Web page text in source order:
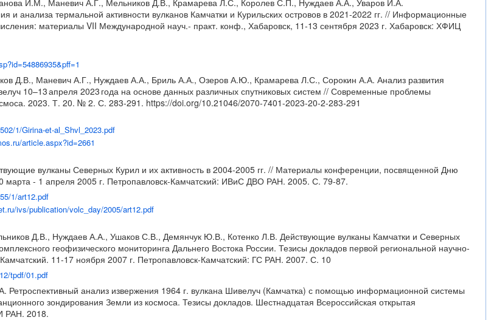
И.М., Маневич А.Г., Мельников Д.В., Крамарева Л.С., Королев С.П., Нуждаев А.А., Уваров И.А.
и анализа термальной активности вулканов Камчатки и Курильских островов в 2021-2022 гг. // Информационные
материалы VII Международной науч.- практ. конф., Хабаровск, 11-13 сентября 2023 г. Хабаровск: ХФИЦ
Д.В., Маневич А.Г., Нуждаев А.А., Бриль А.А., Озеров А.Ю., Крамарева Л.С., Сорокин А.А. Анализ развития
10–13 апреля 2023 года на основе данных различных спутниковых систем // Современные проблемы
2023. Т. 20. № 2. С. 283-291. https://doi.org/10.21046/2070-7401-2023-20-2-283-291
1/Girina-et-al_Shvl_2023.pdf
article.aspx?id=2661
вулканы Северных Курил и их активность в 2004-2005 гг. // Материалы конференции, посвященной Дню
марта - 1 апреля 2005 г. Петропавловск-Камчатский: ИВиС ДВО РАН. 2005. С. 79-87.
1/art12.pdf
ivs/publication/volc_day/2005/art12.pdf
Д.В., Нуждаев А.А., Ушаков С.В., Демянчук Ю.В., Котенко Л.В. Действующие вулканы Камчатки и Северных
геофизического мониторинга Дальнего Востока России. Тезисы докладов первой региональной научно-
11-17 ноября 2007 г. Петропавловск-Камчатский: ГС РАН. 2007. С. 10
tpdf/01.pdf
анализ извержения 1964 г. вулкана Шивелуч (Камчатка) с помощью информационной системы
зондирования Земли из космоса. Тезисы докладов. Шестнадцатая Всероссийская открытая
РАН. 2018.